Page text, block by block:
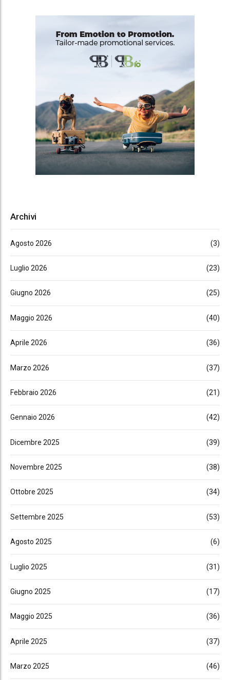
Archivi
Agosto 2026 (3)
Luglio 2026 (23)
Giugno 2026 (25)
Maggio 2026 (40)
Aprile 2026 (36)
Marzo 2026 (37)
Febbraio 2026 (21)
Gennaio 2026 (42)
Dicembre 2025 (39)
Novembre 2025 (38)
Ottobre 2025 (34)
Settembre 2025 (53)
Agosto 2025 (6)
Luglio 2025 (31)
Giugno 2025 (17)
Maggio 2025 (36)
Aprile 2025 (37)
Marzo 2025 (46)